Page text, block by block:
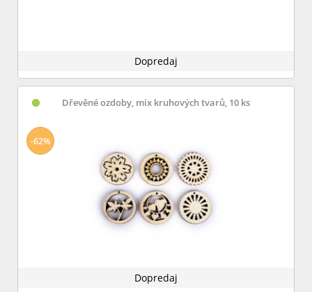
Dopredaj
Dřevěné ozdoby, mix kruhových tvarů, 10 ks
Dopredaj
-62%